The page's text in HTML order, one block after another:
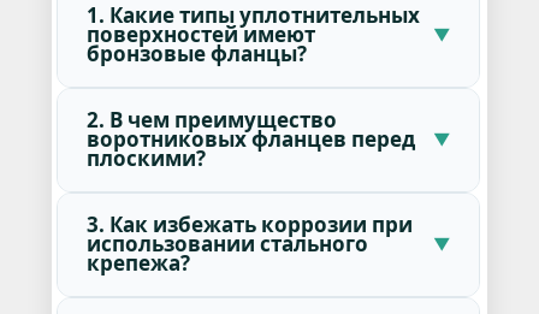
1. Какие типы уплотнительных
поверхностей имеют
бронзовые фланцы?
2. В чем преимущество
воротниковых фланцев перед
плоскими?
3. Как избежать коррозии при
использовании стального
крепежа?